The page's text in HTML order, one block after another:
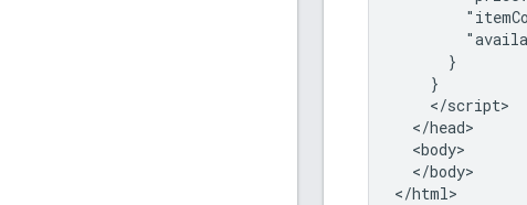
      }
    }
    </script>
  </head>
  <body>
  </body>
</html>